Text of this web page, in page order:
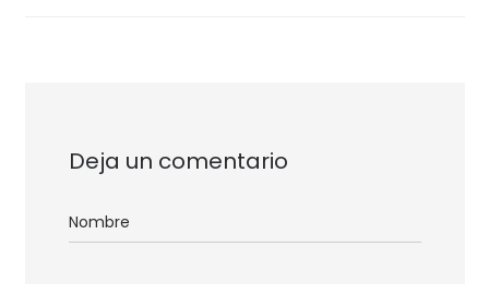
Deja un comentario